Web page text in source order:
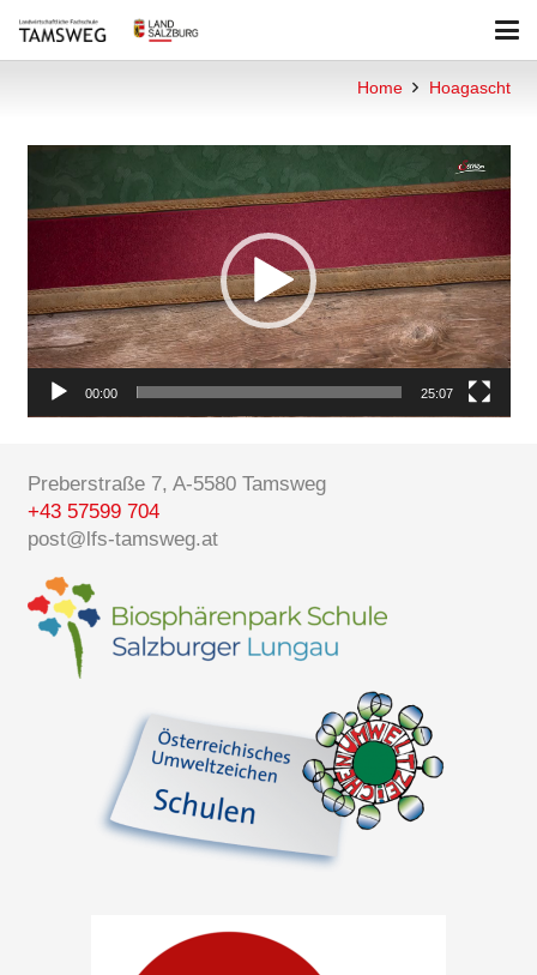
Home Hoagascht
00:00 25:07
Preberstraße 7, A-5580 Tamsweg
+43 57599 704
post@lfs-tamsweg.at